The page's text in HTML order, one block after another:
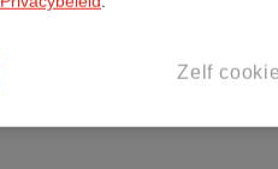
Zelf